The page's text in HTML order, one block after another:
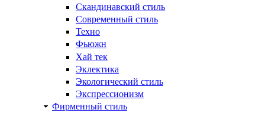
Скандинавский стиль
Современный стиль
Техно
Фьюжн
Хай тек
Эклектика
Экологический стиль
Экспрессионизм
Фирменный стиль